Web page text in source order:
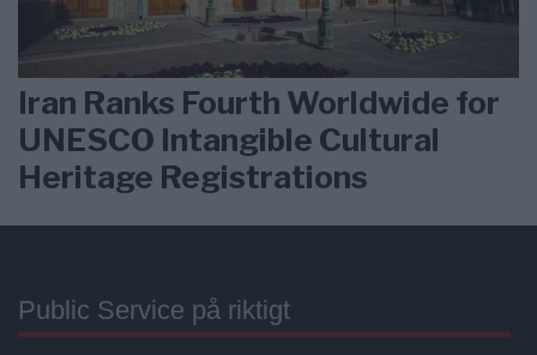
Iran Ranks Fourth Worldwide for
UNESCO Intangible Cultural
Heritage Registrations
Public Service på riktigt